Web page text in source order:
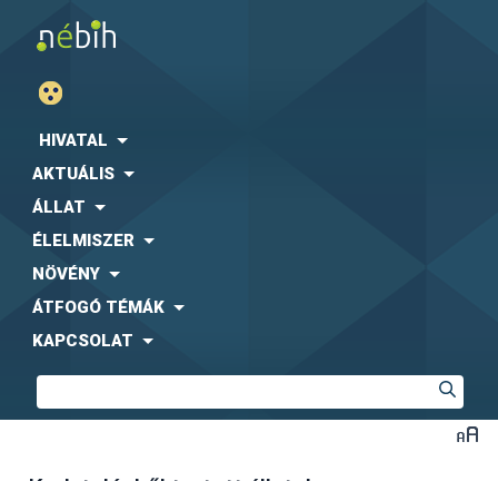
HIVATAL
AKTUÁLIS
ÁLLAT
ÉLELMISZER
NÖVÉNY
ÁTFOGÓ TÉMÁK
KAPCSOLAT